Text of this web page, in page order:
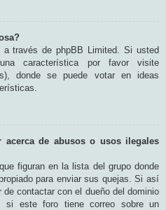
través de phpBB Limited. Si usted
característica por favor visite
donde se puede votar en ideas
acerca de abusos o usos ilegales
figuran en la lista del grupo donde
para enviar sus quejas. Si así
contactar con el dueño del dominio
si este foro tiene correo sobre un